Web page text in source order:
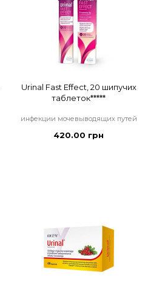
Urinal Fast Effect, 20 шипучих
таблеток*****
инфекции мочевыводящих путей
420.00 грн